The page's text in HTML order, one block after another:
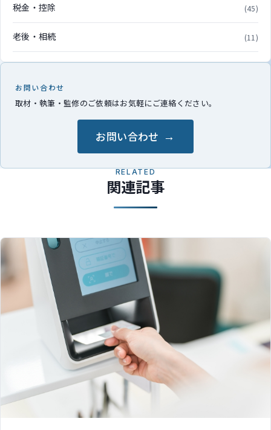
税金・控除 (45)
老後・相続 (11)
お問い合わせ
取材・執筆・監修のご依頼はお気軽にご連絡ください。
お問い合わせ
RELATED
関連記事